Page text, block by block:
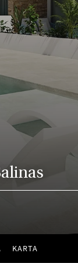
KARTA